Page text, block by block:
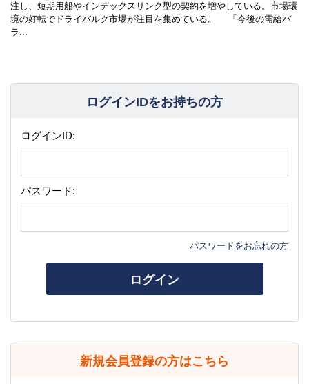
注し、短期用船やインデックスリンク型の契約を増やしている。市場環
境の好転でドライバルク市場が注目を集めている。 「今後の需給バ
ラ...
ログインIDをお持ちの方
ログインID:
パスワード:
パスワードをお忘れの方
ログイン
新規会員登録の方はこちら